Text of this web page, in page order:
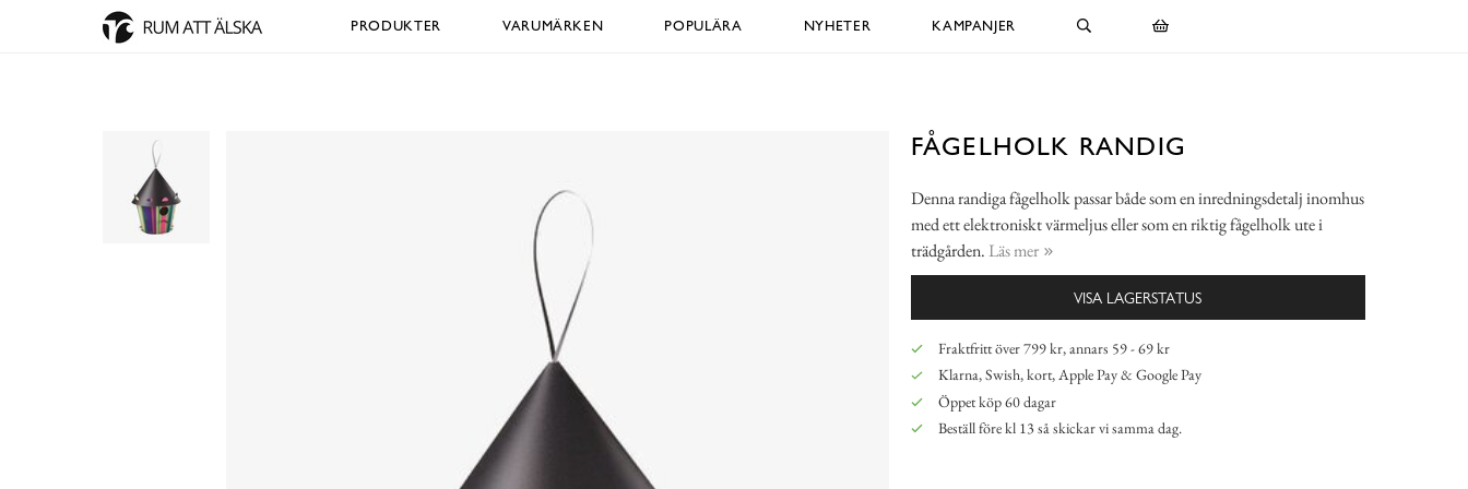
PRODUKTER VARUMÄRKEN POPULÄRA NYHETER KAMPANJER
FÅGELHOLK RANDIG
Denna randiga fågelholk passar både som en inredningsdetalj inomhus
med ett elektroniskt värmeljus eller som en riktig fågelholk ute i
trädgården. Läs mer
VISA LAGERSTATUS
Fraktfritt över 799 kr, annars 59 - 69 kr
Klarna, Swish, kort, Apple Pay & Google Pay
Öppet köp 60 dagar
Beställ före kl 13 så skickar vi samma dag.